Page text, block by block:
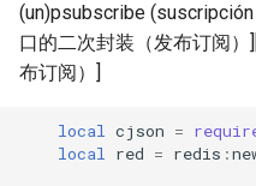
lua
markdown
memc
(un)psubscribe
口的二次封装（发布订阅
布订阅）]
local cjson =
local
red = redis :